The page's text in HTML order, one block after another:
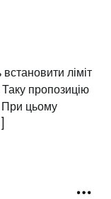
ліміт
пропозицію
цьому